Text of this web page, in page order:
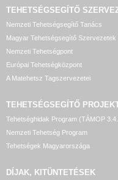
TEHETSÉGSEGÍTŐ
Nemzeti Tehetségsegítő Tanács
Magyar Tehetségsegítő
Nemzeti Tehetségpont
Európai Tehetségközpont
A Matehetsz Tagszervezetei
TEHETSÉGSEGÍTŐ
Tehetséghidak Program (TÁMOP
Nemzeti Tehetség Program
Tehetségek Magyarországa
DÍJAK, KITÜNTETÉSEK